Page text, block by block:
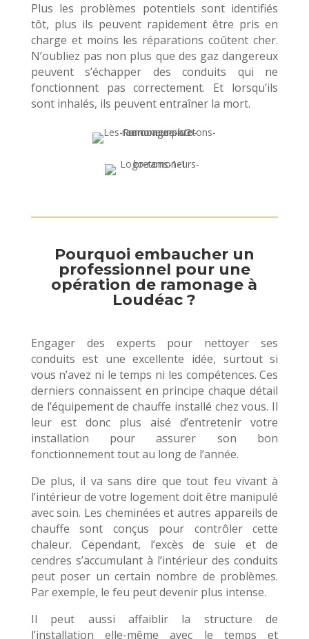
Plus les problèmes potentiels sont identifiés
tôt, plus ils peuvent rapidement être pris en
charge et moins les réparations coûtent cher.
N’oubliez pas non plus que des gaz dangereux
peuvent s’échapper des conduits qui ne
fonctionnent pas correctement. Et lorsqu’ils
sont inhalés, ils peuvent entraîner la mort.
Pourquoi embaucher un
professionnel pour une
opération de ramonage à
Loudéac ?
Engager des experts pour nettoyer ses
conduits est une excellente idée, surtout si
vous n’avez ni le temps ni les compétences. Ces
derniers connaissent en principe chaque détail
de l’équipement de chauffe installé chez vous. Il
leur est donc plus aisé d’entretenir votre
installation pour assurer son bon
fonctionnement tout au long de l’année.
De plus, il va sans dire que tout feu vivant à
l’intérieur de votre logement doit être manipulé
avec soin. Les cheminées et autres appareils de
chauffe sont conçus pour contrôler cette
chaleur. Cependant, l’excès de suie et de
cendres s’accumulant à l’intérieur des conduits
peut poser un certain nombre de problèmes.
Par exemple, le feu peut devenir plus intense.
Il peut aussi affaiblir la structure de
l’installation elle-même avec le temps et